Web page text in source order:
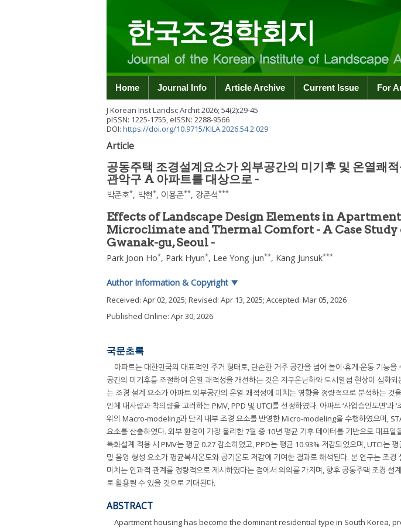
Home Journal Info Article Archive Current Issue For
J Korean Inst Landsc Archit2026; 54(2):29-45
pISSN: 1225-1755, eISSN: 2288-9566
DOI: https://doi.org/10.9715/KILA.2026.54.2.029
Article
공동주택 조경설계요소가 외부공간의 미기후 및 온열쾌
관악구 A 아파트를 대상으로 -
박준호*, 박현*, 이용준**, 강준석***
Effects of Landscape Design Elements in
Microclimate and Thermal Comfort - A Case
Gwanak-gu, Seoul -
Park Joon Ho*, Park Hyun*, Lee Yong-jun**, Kang Junsuk***
Author Information & Copyright ▼
Received: Apr 02, 2025; Revised: Apr 13, 2025; Accepted: Mar 05, 2026
Published Online: Apr 30, 2026
국문초록
아파트는 대한민국의 대표적인 주거 형태로, 단순한 거주 공간을 넘어 놀이·휴게·운동 기능
공간의 미기후를 조절하여 온열 쾌적성을 개선하는 것은 지구온난화와 도시열섬 현상이 심화
는 조경 설계 요소가 아파트 외부공간의 온열 쾌적성에 미치는 영향을 정량적으로 분석하는 것
인체 대사량과 착의량을 고려하는 PMV, PPD 및 UTCI를 선정하였다. 아파트 ‘사업승인도면’과
위의 Macro-modeling과 단지 내부 조경 요소를 반영한 Micro-modeling을 수행하였으며,
요소를 산출하였다. 외부 환경이 가장 불리한 7월 중 10년 평균 기후 데이터를 기반으로 대표일
특화설계 적용 시 PMV는 평균 0.27 감소하였고, PPD는 평균 10.93% 저감되었으며, UTCI는
및 음영 형성 요소가 평균복사온도와 공기온도 저감에 기여한 결과로 해석된다. 본 연구는 조
미치는 인과적 관계를 정량적으로 제시하였다는 점에서 의의를 가지며, 향후 공동주택 조경 설
로 활용될 수 있을 것으로 기대된다.
ABSTRACT
Apartment housing has become the dominant residential type in South Korea,